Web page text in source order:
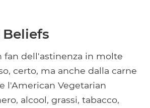
fan dell'astinenza in molte
certo, ma anche dalla carne
l'American Vegetarian
alcool, grassi, tabacco,